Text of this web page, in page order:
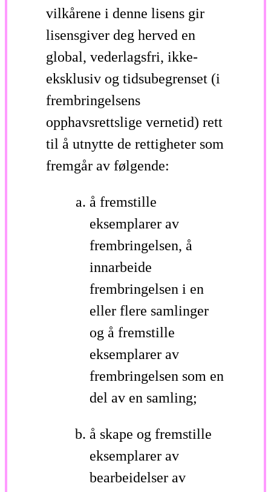
vilkårene i denne lisens gir
lisensgiver deg herved en
global, vederlagsfri, ikke-
eksklusiv og tidsubegrenset (i
frembringelsens
opphavsrettslige vernetid) rett
til å utnytte de rettigheter som
fremgår av følgende:
å fremstille
eksemplarer av
frembringelsen, å
innarbeide
frembringelsen i en
eller flere samlinger
og å fremstille
eksemplarer av
frembringelsen som en
del av en samling;
å skape og fremstille
eksemplarer av
bearbeidelser av